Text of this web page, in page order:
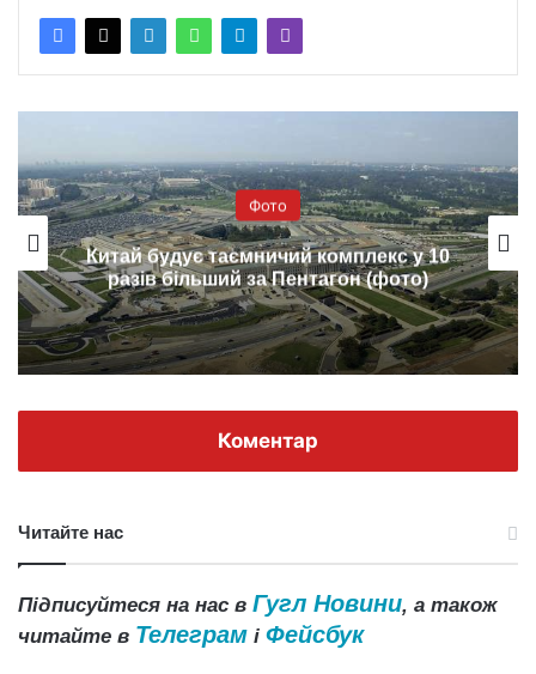
Фото
Китай будує таємничий комплекс у 10
разів більший за Пентагон (фото)
Коментар
Читайте нас
Підписуйтеся на нас в Гугл Новини, а також
читайте в Телеграм і Фейсбук